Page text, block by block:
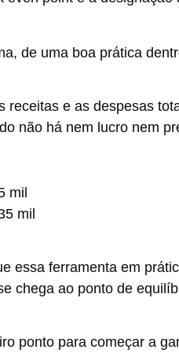
de uma boa prática
receitas e as despesas
não há nem lucro nem
mil
mil
essa ferramenta em
chega ao ponto de
ponto para começar a